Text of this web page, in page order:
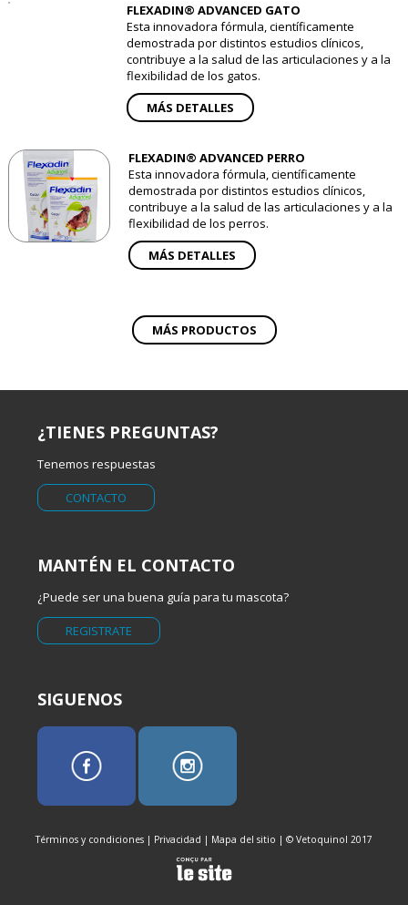
FLEXADIN® ADVANCED GATO
Esta innovadora fórmula, científicamente
demostrada por distintos estudios clínicos,
contribuye a la salud de las articulaciones y a la
flexibilidad de los gatos.
MÁS DETALLES
FLEXADIN® ADVANCED PERRO
Esta innovadora fórmula, científicamente
demostrada por distintos estudios clínicos,
contribuye a la salud de las articulaciones y a la
flexibilidad de los perros.
MÁS DETALLES
MÁS PRODUCTOS
¿TIENES PREGUNTAS?
Tenemos respuestas
CONTACTO
MANTÉN EL CONTACTO
¿Puede ser una buena guía para tu mascota?
REGISTRATE
SIGUENOS
Términos y condiciones | Privacidad | Mapa del sitio | © Vetoquinol 2017